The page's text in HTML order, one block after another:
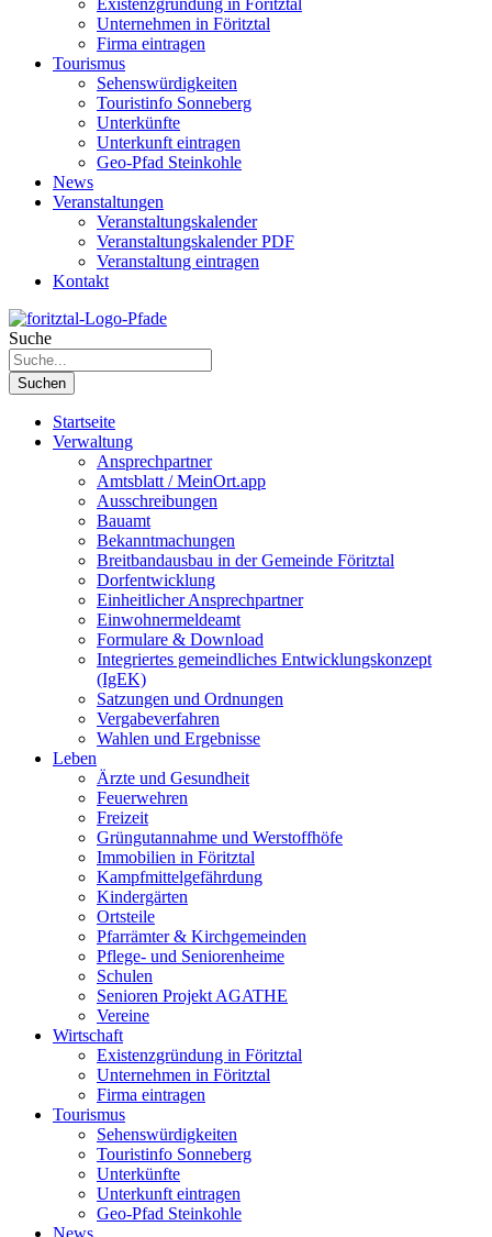
Existenzgründung in Föritztal
Unternehmen in Föritztal
Firma eintragen
Tourismus
Sehenswürdigkeiten
Touristinfo Sonneberg
Unterkünfte
Unterkunft eintragen
Geo-Pfad Steinkohle
News
Veranstaltungen
Veranstaltungskalender
Veranstaltungskalender PDF
Veranstaltung eintragen
Kontakt
Suche
Suchen
Startseite
Verwaltung
Ansprechpartner
Amtsblatt / MeinOrt.app
Ausschreibungen
Bauamt
Bekanntmachungen
Breitbandausbau in der Gemeinde Föritztal
Dorfentwicklung
Einheitlicher Ansprechpartner
Einwohnermeldeamt
Formulare & Download
Integriertes gemeindliches Entwicklungskonzept
(IgEK)
Satzungen und Ordnungen
Vergabeverfahren
Wahlen und Ergebnisse
Leben
Ärzte und Gesundheit
Feuerwehren
Freizeit
Grüngutannahme und Werstoffhöfe
Immobilien in Föritztal
Kampfmittelgefährdung
Kindergärten
Ortsteile
Pfarrämter & Kirchgemeinden
Pflege- und Seniorenheime
Schulen
Senioren Projekt AGATHE
Vereine
Wirtschaft
Existenzgründung in Föritztal
Unternehmen in Föritztal
Firma eintragen
Tourismus
Sehenswürdigkeiten
Touristinfo Sonneberg
Unterkünfte
Unterkunft eintragen
Geo-Pfad Steinkohle
News